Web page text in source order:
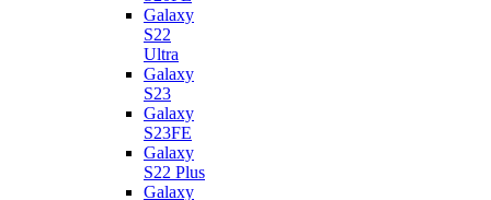
Galaxy
S22
Ultra
Galaxy
S23
Galaxy
S23FE
Galaxy
S22 Plus
Galaxy